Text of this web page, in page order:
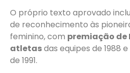
O próprio texto aprovado
de reconhecimento às
feminino, com premiação de
atletasdas equipes de 1988
de 1991.